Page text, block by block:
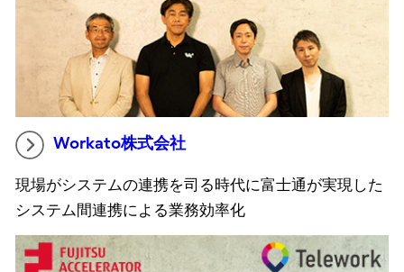
Workato株式会社
現場がシステムの連携を司る時代に富士通が実現した
システム間連携による業務効率化